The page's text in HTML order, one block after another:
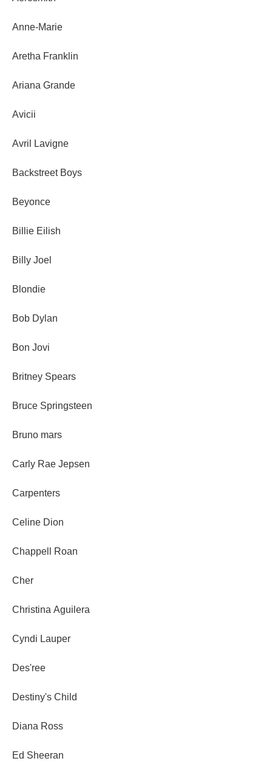
Anne-Marie
Aretha Franklin
Ariana Grande
Avicii
Avril Lavigne
Backstreet Boys
Beyonce
Billie Eilish
Billy Joel
Blondie
Bob Dylan
Bon Jovi
Britney Spears
Bruce Springsteen
Bruno mars
Carly Rae Jepsen
Carpenters
Celine Dion
Chappell Roan
Cher
Christina Aguilera
Cyndi Lauper
Des'ree
Destiny's Child
Diana Ross
Ed Sheeran